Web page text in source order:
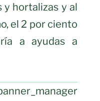
y hortalizas y al
el 2 por ciento
a ayudas a